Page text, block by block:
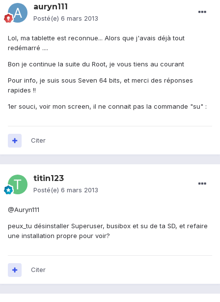
auryn111
Posté(e) 6 mars 2013
Lol, ma tablette est reconnue... Alors que j'avais déjà tout
redémarré ....
Bon je continue la suite du Root, je vous tiens au courant
Pour info, je suis sous Seven 64 bits, et merci des réponses
rapides !!
1er souci, voir mon screen, il ne connait pas la commande "su" :
Citer
titin123
Posté(e) 6 mars 2013
@Auryn111
peux_tu désinstaller Superuser, busibox et su de ta SD, et refaire
une installation propre pour voir?
Citer